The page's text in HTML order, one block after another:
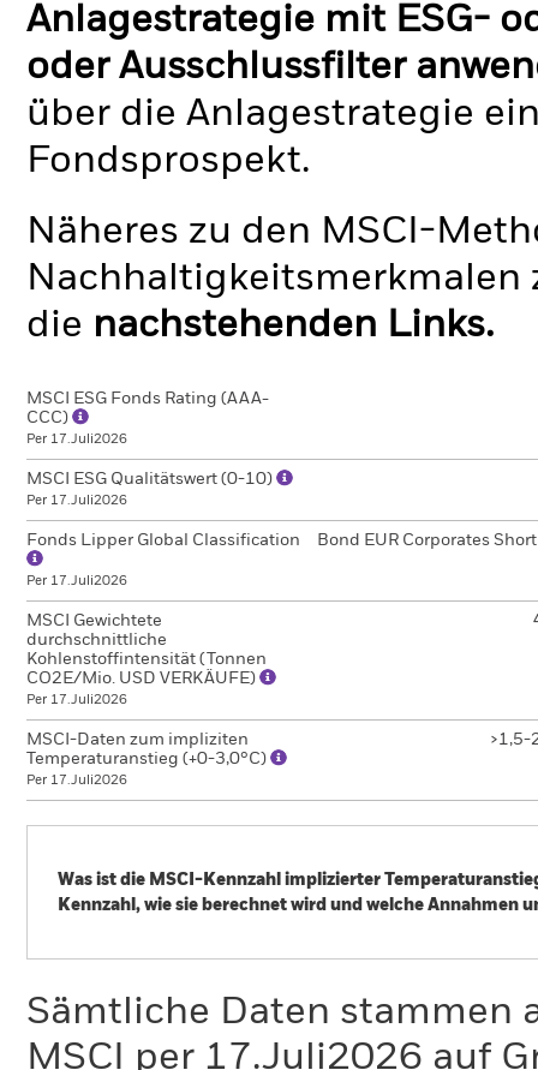
Anlagestrategie mit ESG-
oder Ausschlussfilter
über die Anlagestrategie
Fondsprospekt.
Näheres zu den MSCI-
Nachhaltigkeitsmerkmalen
die nachstehenden Links.
MSCI ESG Fonds Rating (AAA-
CCC)
Per 17.Juli2026
MSCI ESG Qualitätswert (0-10)
Per 17.Juli2026
Fonds Lipper Global Classification
Per 17.Juli2026
Bond EUR Corporates
MSCI Gewichtete
durchschnittliche
Kohlenstoffintensität (Tonnen
CO2E/Mio. USD VERKÄUFE)
Per 17.Juli2026
MSCI-Daten zum impliziten
Temperaturanstieg (+0-3,0°C)
Per 17.Juli2026
>1,5-
Was ist die MSCI-Kennzahl implizierter
Kennzahl, wie sie berechnet wird und welche
unterzeichnet. Als zentrales Ziel dieses Abkommens soll
Niveau und idealerweise auf 1,5° Celsius begrenzt
Sämtliche Daten stammen
MSCI per 17.Juli2026 auf